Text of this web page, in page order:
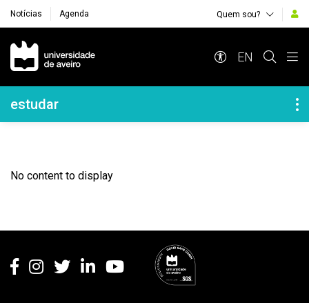
Notícias Agenda Quem sou?
Navegação Principal
EN
Navegação Lateral
estudar
No content to display